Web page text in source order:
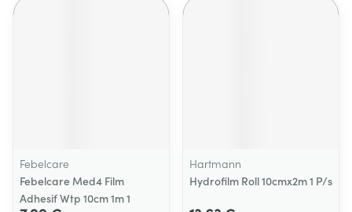
Febelcare
Febelcare Med4 Film
Adhesif Wtp 10cm 1m 1
Hartmann
Hydrofilm Roll 10cmx2m 1 P/s